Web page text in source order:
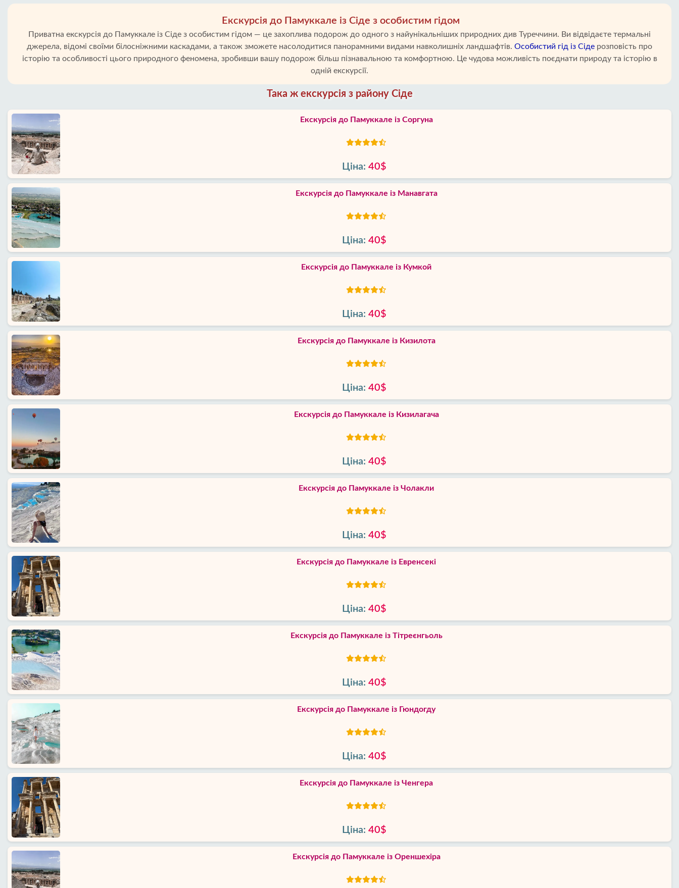
Екскурсія до Памуккале із Сіде з особистим гідом
Приватна екскурсія до Памуккале із Сіде з особистим гідом — це захоплива подорож до одного з найунікальніших природних див Туреччини. Ви відвідаєте термальні
джерела, відомі своїми білосніжними каскадами, а також зможете насолодитися панорамними видами навколишніх ландшафтів. Особистий гід із Сіде розповість про
історію та особливості цього природного феномена, зробивши вашу подорож більш пізнавальною та комфортною. Це чудова можливість поєднати природу та історію в
одній екскурсії.
Така ж екскурсія з району Сіде
Екскурсія до Памуккале із Соргуна
Ціна: 40$
Екскурсія до Памуккале із Манавгата
Ціна: 40$
Екскурсія до Памуккале із Кумкой
Ціна: 40$
Екскурсія до Памуккале із Кизилота
Ціна: 40$
Екскурсія до Памуккале із Кизилагача
Ціна: 40$
Екскурсія до Памуккале із Чолакли
Ціна: 40$
Екскурсія до Памуккале із Евренсекі
Ціна: 40$
Екскурсія до Памуккале із Тітреєнгьоль
Ціна: 40$
Екскурсія до Памуккале із Гюндогду
Ціна: 40$
Екскурсія до Памуккале із Ченгера
Ціна: 40$
Екскурсія до Памуккале із Ореншехіра